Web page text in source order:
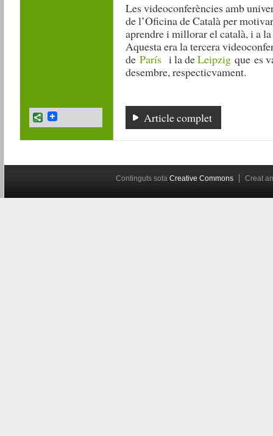
Les videoconferències amb
de l’Oficina de Català per
aprendre i millorar el català, i a
Aquesta era la tercera
de París i la deLeipzigque es
desembre, respecticvament.
Article complet
Continguts sota Creative Commons Creat